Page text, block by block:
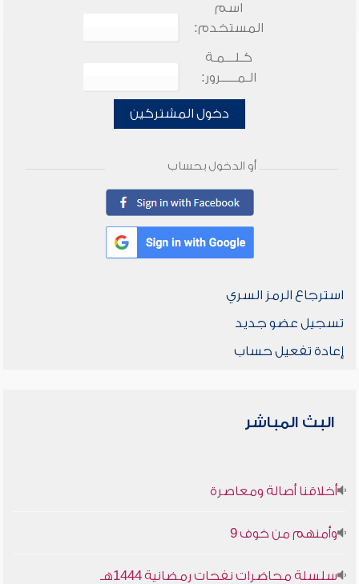
اسم
المستخدم:
كـلـــمـة
الـمـــــرور:
دخول المشتركين
أو الدخول بحساب
استرجاع الرمز السري
تسجيل عضو جديد
إعادة تفعيل حساب
البث المباشر
أخلاقنا أصالة ومعاصرة
وأمنهم من خوف 9
سلسلة محاضرات نفحات رمضانية 1444هـ